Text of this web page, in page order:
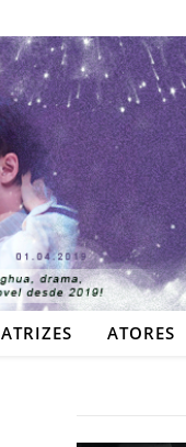
ATRIZES ATORES